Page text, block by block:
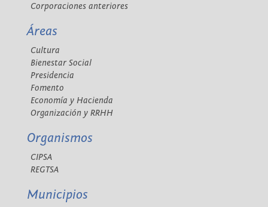
Corporaciones anteriores
Áreas
Cultura
Bienestar Social
Presidencia
Fomento
Economía y Hacienda
Organización y RRHH
Organismos
CIPSA
REGTSA
Municipios